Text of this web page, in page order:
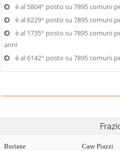
è al 5804° posto su 7895 comuni
è al 6229° posto su 7895 comuni
è al 1735° posto su 7895 comuni
anni
è al 6142° posto su 7895 comuni
Buriane
Case Piazzi